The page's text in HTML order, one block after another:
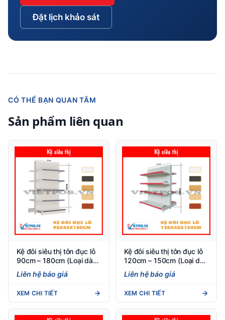
Đặt lịch khảo sát
CÓ THỂ BẠN QUAN TÂM
Sản phẩm liên quan
Kệ đôi siêu thị tôn đục lỗ
90cm – 180cm (Loại dày
0.8) 5 tầng
Liên hệ báo giá
XEM CHI TIẾT
Kệ đôi siêu thị tôn đục lỗ
120cm – 150cm (Loại dày
0.8) 4 tầng
Liên hệ báo giá
XEM CHI TIẾT